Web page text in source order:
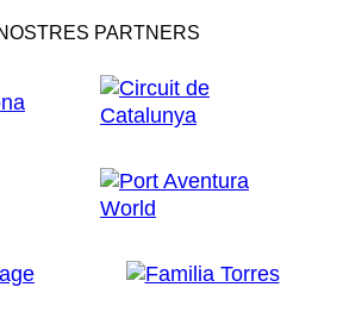
PARTNERS